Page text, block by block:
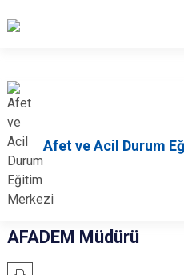
Afet ve Acil Durum
AFADEM Müdürü